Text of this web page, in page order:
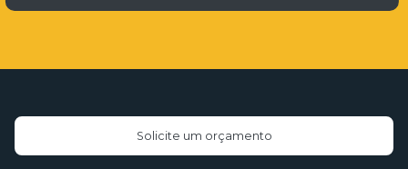
Solicite um orçamento